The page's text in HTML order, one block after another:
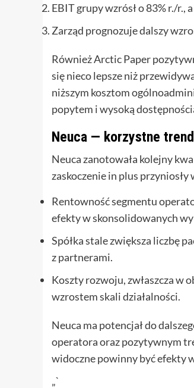
EBIT grupy wzrósł o 83% r./r.,
Zarząd prognozuje dalszy
Również Arctic Paper
się nieco lepsze niż
niższym kosztom
popytem i wysoką
Neuca — korzystne
Neuca zanotowała kolejny
zaskoczenie in plus
Rentowność segmentu
efekty w skonsolidowanych
Spółka stale zwiększa liczbę
z partnerami.
Koszty rozwoju, zwłaszcza w
wzrostem skali działalności.
Neuca ma potencjał do
operatora oraz pozytywnym
widoczne powinny być efekty
„`